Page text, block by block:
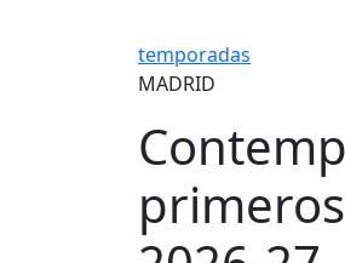
temporadas
MADRID